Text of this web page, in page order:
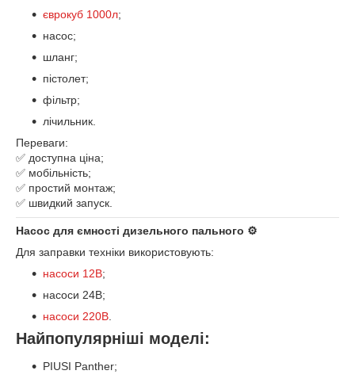
єврокуб 1000л;
насос;
шланг;
пістолет;
фільтр;
лічильник.
Переваги:
✅ доступна ціна;
✅ мобільність;
✅ простий монтаж;
✅ швидкий запуск.
Насос для ємності дизельного пального ⚙️
Для заправки техніки використовують:
насоси 12В;
насоси 24В;
насоси 220В
Найпопулярніші моделі:
PIUSI Panther;